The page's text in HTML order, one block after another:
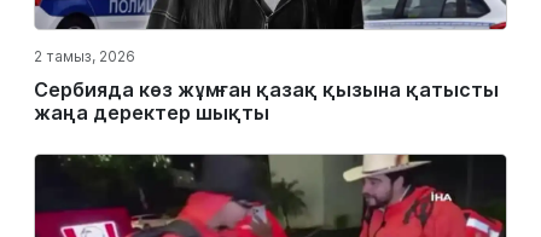
2 тамыз, 2026
Сербияда көз жұмған қазақ қызына қатысты
жаңа деректер шықты